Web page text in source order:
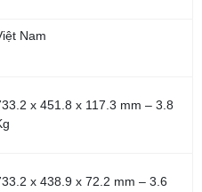
Nam
x 451.8 x 117.3 mm – 3.8
x 438.9 x 72.2 mm – 3.6